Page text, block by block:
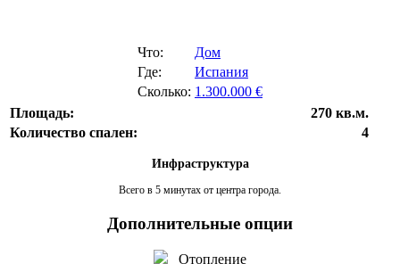
Что:
Дом
Где:
Испания
Сколько: 1.300.000 €
Площадь:
270 кв.м.
Количество спален:
4
Инфраструктура
Всего в 5 минутах от центра города.
Дополнительные опции
Отопление